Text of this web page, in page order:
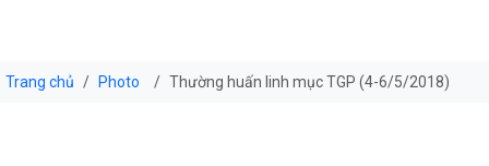
Trang chủ Photo Thường huấn linh mục TGP (4-6/5/2018)